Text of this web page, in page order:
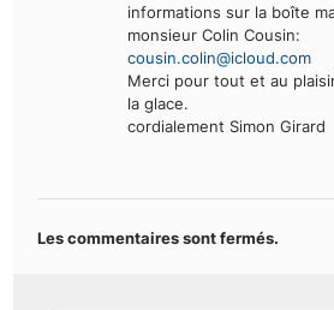
informations sur la boîte
monsieur Colin Cousin:
cousin.colin@icloud.com
Merci pour tout et au
la glace.
cordialement Simon Girard
Les commentaires sont fermés.